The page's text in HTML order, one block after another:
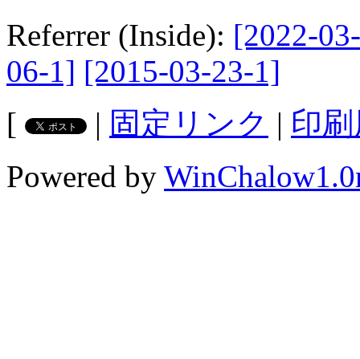
Referrer (Inside): [2022-
06-1] [2015-03-23-1]
[
| 固定リンク | 印
Powered by